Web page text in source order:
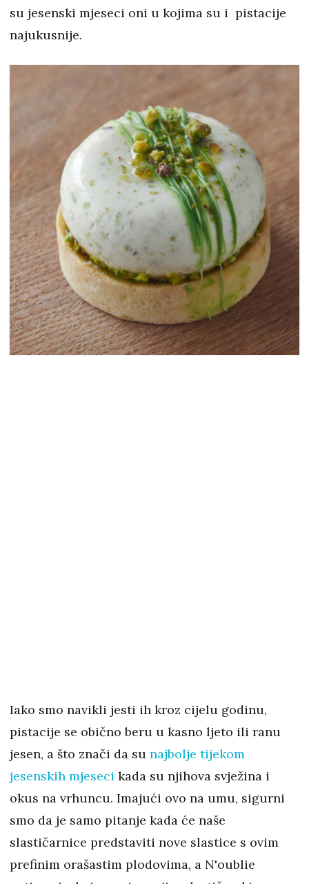
su jesenski mjeseci oni u kojima su i pistacije
najukusnije.
Iako smo navikli jesti ih kroz cijelu godinu,
pistacije se obično beru u kasno ljeto ili ranu
jesen, a što znači da su najbolje tijekom
jesenskih mjeseci kada su njihova svježina i
okus na vrhuncu. Imajući ovo na umu, sigurni
smo da je samo pitanje kada će naše
slastičarnice predstaviti nove slastice s ovim
prefinim orašastim plodovima, a N'oublie